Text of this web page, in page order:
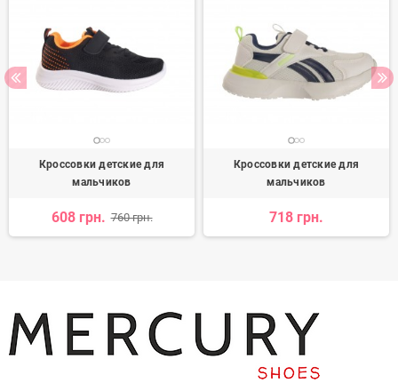
Кроссовки детские для
мальчиков
608 грн. 760 грн.
Кроссовки детские для
мальчиков
718 грн.